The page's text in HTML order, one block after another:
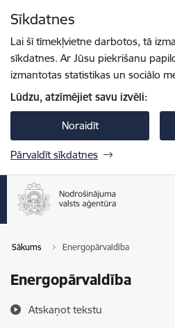
Sīkdatnes
Lai šī tīmekļvietne darbotos, tā
sīkdatnes. Ar Jūsu piekrišanu
izmantotas statistikas un sociālo
Lūdzu, atzīmējiet savu izvēli:
Noraidīt
Pārvaldīt sīkdatnes
Sākums Energopārvaldība
Energopārvaldība
Atskaņot tekstu